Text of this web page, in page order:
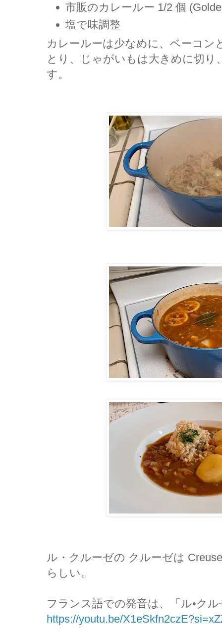
市販のカレールー 1/2 個
塩で味調整
カレールーは少なめに、ベーコ
とり、じゃがいもは大きめに切り
す。
ル・クルーゼの クルーゼは
らしい。
フランス語での発音は、「ル•ク
https://youtu.be/